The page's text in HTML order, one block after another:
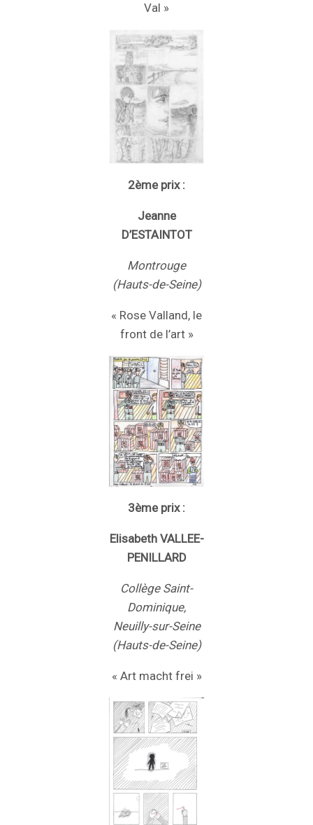
Val »
2ème prix :
Jeanne
D’ESTAINTOT
Montrouge
(Hauts-de-Seine)
« Rose Valland, le
front de l’art »
3ème prix :
Elisabeth VALLEE-
PENILLARD
Collège Saint-
Dominique,
Neuilly-sur-Seine
(Hauts-de-Seine)
« Art macht frei »